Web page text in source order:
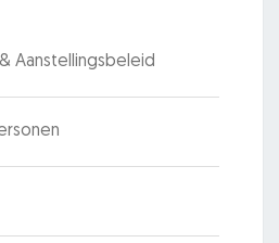
Aanstellingsbeleid